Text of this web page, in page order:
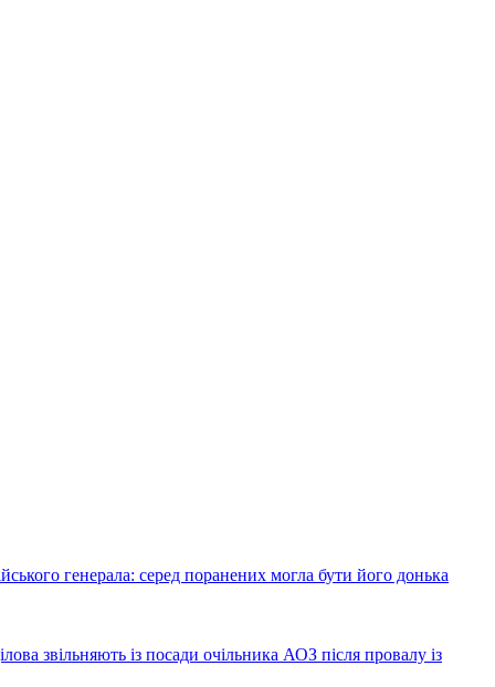
генерала: серед поранених могла бути його донька
звільняють із посади очільника АОЗ після провалу із